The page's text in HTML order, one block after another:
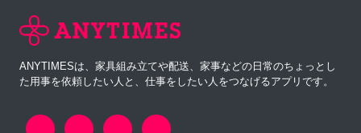
ANYTIMESは、家具組み立てや配送、家事などの日常のちょっとし
た用事を依頼したい人と、仕事をしたい人をつなげるアプリです。